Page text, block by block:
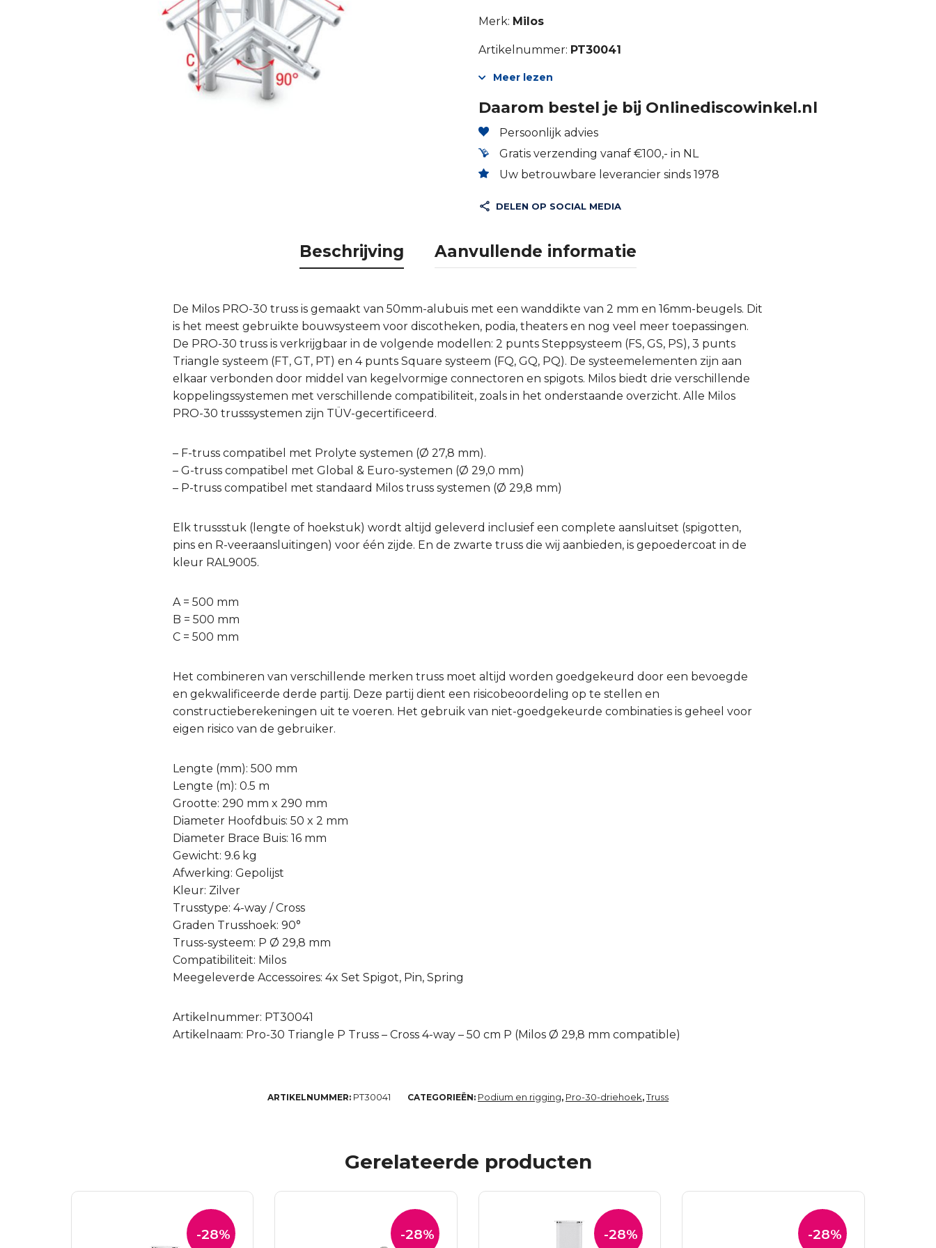
Merk: Milos
Artikelnummer: PT30041
Meer lezen
Daarom bestel je bij Onlinediscowinkel.nl
Persoonlijk advies
Gratis verzending vanaf €100,- in NL
Uw betrouwbare leverancier sinds 1978
DELEN OP SOCIAL MEDIA
Beschrijving Aanvullende informatie
De Milos PRO-30 truss is gemaakt van 50mm-alubuis met een wanddikte van 2 mm en 16mm-beugels. Dit
is het meest gebruikte bouwsysteem voor discotheken, podia, theaters en nog veel meer toepassingen.
De PRO-30 truss is verkrijgbaar in de volgende modellen: 2 punts Steppsysteem (FS, GS, PS), 3 punts
Triangle systeem (FT, GT, PT) en 4 punts Square systeem (FQ, GQ, PQ). De systeemelementen zijn aan
elkaar verbonden door middel van kegelvormige connectoren en spigots. Milos biedt drie verschillende
koppelingssystemen met verschillende compatibiliteit, zoals in het onderstaande overzicht. Alle Milos
PRO-30 trusssystemen zijn TÜV-gecertificeerd.
– F-truss compatibel met Prolyte systemen (Ø 27,8 mm).
– G-truss compatibel met Global & Euro-systemen (Ø 29,0 mm)
– P-truss compatibel met standaard Milos truss systemen (Ø 29,8 mm)
Elk trussstuk (lengte of hoekstuk) wordt altijd geleverd inclusief een complete aansluitset (spigotten,
pins en R-veeraansluitingen) voor één zijde. En de zwarte truss die wij aanbieden, is gepoedercoat in de
kleur RAL9005.
A = 500 mm
B = 500 mm
C = 500 mm
Het combineren van verschillende merken truss moet altijd worden goedgekeurd door een bevoegde
en gekwalificeerde derde partij. Deze partij dient een risicobeoordeling op te stellen en
constructieberekeningen uit te voeren. Het gebruik van niet-goedgekeurde combinaties is geheel voor
eigen risico van de gebruiker.
Lengte (mm): 500 mm
Lengte (m): 0.5 m
Grootte: 290 mm x 290 mm
Diameter Hoofdbuis: 50 x 2 mm
Diameter Brace Buis: 16 mm
Gewicht: 9.6 kg
Afwerking: Gepolijst
Kleur: Zilver
Trusstype: 4-way / Cross
Graden Trusshoek: 90°
Truss-systeem: P Ø 29,8 mm
Compatibiliteit: Milos
Meegeleverde Accessoires: 4x Set Spigot, Pin, Spring
Artikelnummer: PT30041
Artikelnaam: Pro-30 Triangle P Truss – Cross 4-way – 50 cm P (Milos Ø 29,8 mm compatible)
ARTIKELNUMMER: PT30041 CATEGORIEËN: Podium en rigging, Pro-30-driehoek,Truss
Gerelateerde producten
-28% -28% -28% -28%